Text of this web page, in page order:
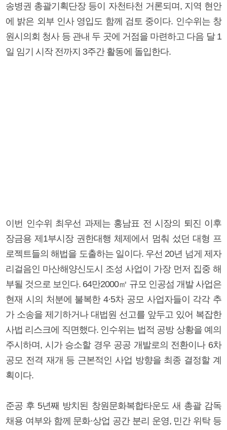
송병권 총괄기획단장 등이 자천타천 거론되며, 지역 현안
에 밝은 외부 인사 영입도 함께 검토 중이다. 인수위는 창
원시의회 청사 등 관내 두 곳에 거점을 마련하고 다음 달 1
일 임기 시작 전까지 3주간 활동에 돌입한다.
이번 인수위 최우선 과제는 홍남표 전 시장의 퇴진 이후
장금용 제1부시장 권한대행 체제에서 멈춰 섰던 대형 프
로젝트들의 해법을 도출하는 일이다. 우선 20년 넘게 제자
리걸음인 마산해양신도시 조성 사업이 가장 먼저 집중 해
부될 것으로 보인다. 64만2000㎡ 규모 인공섬 개발 사업은
현재 시의 처분에 불복한 4·5차 공모 사업자들이 각각 추
가 소송을 제기하거나 대법원 선고를 앞두고 있어 복잡한
사법 리스크에 직면했다. 인수위는 법적 공방 상황을 예의
주시하며, 시가 승소할 경우 공공 개발로의 전환이나 6차
공모 전격 재개 등 근본적인 사업 방향을 최종 결정할 계
획이다.
준공 후 5년째 방치된 창원문화복합타운도 새 총괄 감독
채용 여부와 함께 문화·상업 공간 분리 운영, 민간 위탁 등